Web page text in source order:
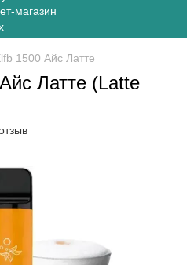
1500 Айс Латте
Латте (Latte